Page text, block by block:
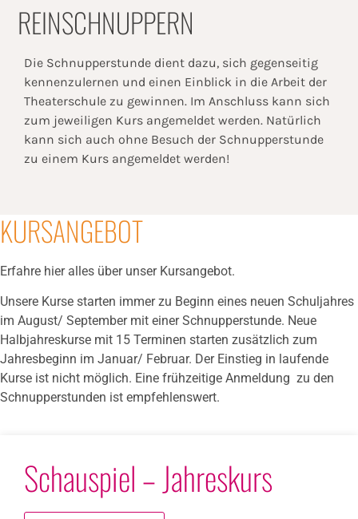
REINSCHNUPPERN
Die Schnupperstunde dient dazu, sich gegenseitig
kennenzulernen und einen Einblick in die Arbeit der
Theaterschule zu gewinnen. Im Anschluss kann sich
zum jeweiligen Kurs angemeldet werden. Natürlich
kann sich auch ohne Besuch der Schnupperstunde
zu einem Kurs angemeldet werden!
KURSANGEBOT
Erfahre hier alles über unser Kursangebot.
Unsere Kurse starten immer zu Beginn eines neuen Schuljahres
im August/ September mit einer Schnupperstunde. Neue
Halbjahreskurse mit 15 Terminen starten zusätzlich zum
Jahresbeginn im Januar/ Februar. Der Einstieg in laufende
Kurse ist nicht möglich. Eine frühzeitige Anmeldung zu den
Schnupperstunden ist empfehlenswert.
Schauspiel – Jahreskurs